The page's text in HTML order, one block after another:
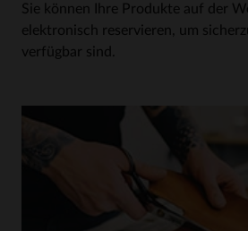
Sie können Ihre Produkte auf der
elektronisch reservieren, um
verfügbar sind.